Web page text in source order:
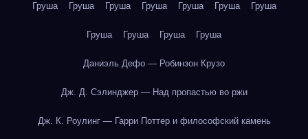
Груша Груша Груша Груша Груша Груша Груша
Груша Груша Груша Груша
Даниэль Дефо — Робинзон Крузо
Дж. Д. Сэлинджер — Над пропастью во ржи
Дж. К. Роулинг — Гарри Поттер и философский камень